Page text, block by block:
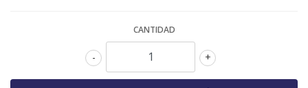
CANTIDAD
+
-